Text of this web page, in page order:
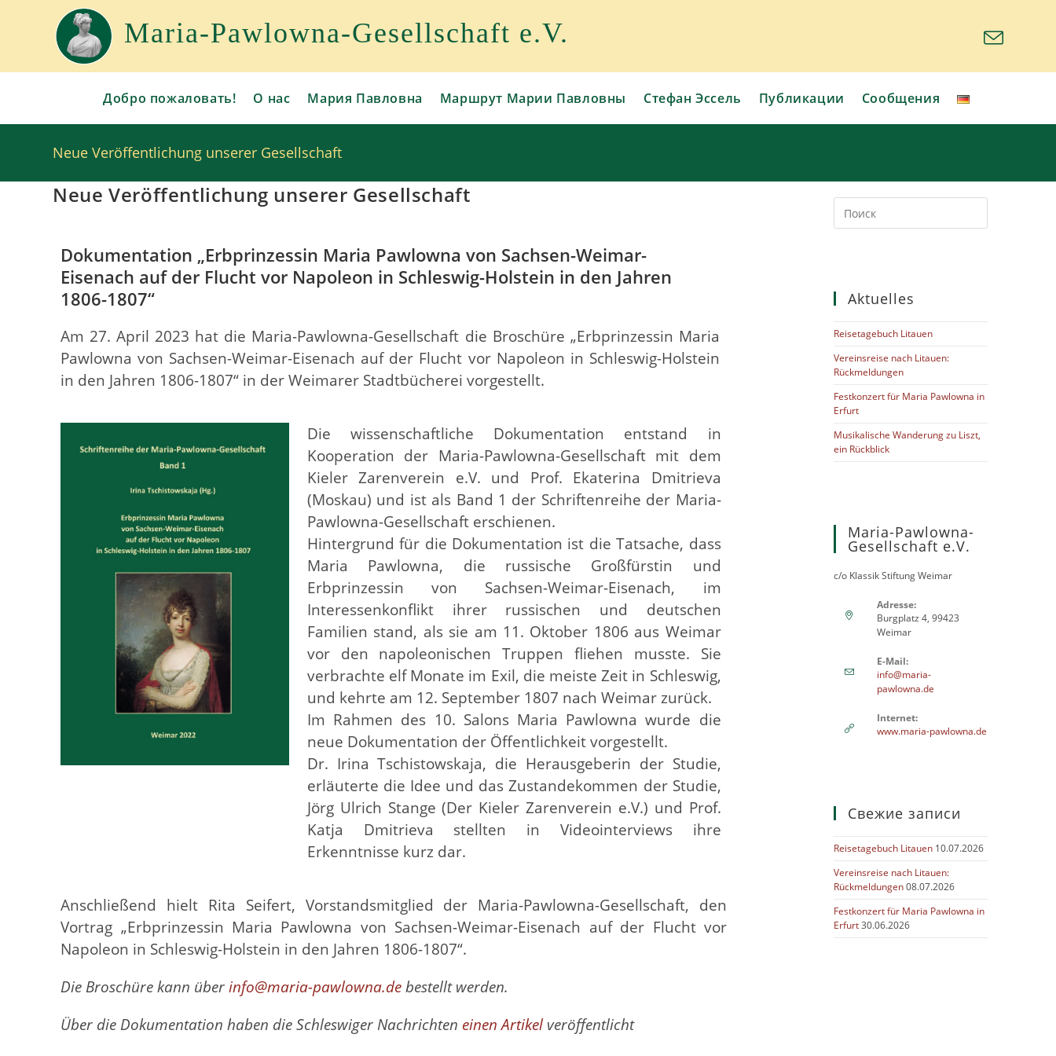
Maria-Pawlowna-Gesellschaft e.V.
Добро пожаловать! О нас Мария Павловна Маршрут Марии Павловны Стефан Эссель Публикации Сообщения
Neue Veröffentlichung unserer Gesellschaft
Neue Veröffentlichung unserer Gesellschaft
Dokumentation „Erbprinzessin Maria Pawlowna von Sachsen-Weimar-
Eisenach auf der Flucht vor Napoleon in Schleswig-Holstein in den Jahren
1806-1807“
Am 27. April 2023 hat die Maria-Pawlowna-Gesellschaft die Broschüre „Erbprinzessin Maria
Pawlowna von Sachsen-Weimar-Eisenach auf der Flucht vor Napoleon in Schleswig-Holstein
in den Jahren 1806-1807“ in der Weimarer Stadtbücherei vorgestellt.
Die wissenschaftliche Dokumentation entstand in
Kooperation der Maria-Pawlowna-Gesellschaft mit dem
Kieler Zarenverein e.V. und Prof. Ekaterina Dmitrieva
(Moskau) und ist als Band 1 der Schriftenreihe der Maria-
Pawlowna-Gesellschaft erschienen.
Hintergrund für die Dokumentation ist die Tatsache, dass
Maria Pawlowna, die russische Großfürstin und
Erbprinzessin von Sachsen-Weimar-Eisenach, im
Interessenkonflikt ihrer russischen und deutschen
Familien stand, als sie am 11. Oktober 1806 aus Weimar
vor den napoleonischen Truppen fliehen musste. Sie
verbrachte elf Monate im Exil, die meiste Zeit in Schleswig,
und kehrte am 12. September 1807 nach Weimar zurück.
Im Rahmen des 10. Salons Maria Pawlowna wurde die
neue Dokumentation der Öffentlichkeit vorgestellt.
Dr. Irina Tschistowskaja, die Herausgeberin der Studie,
erläuterte die Idee und das Zustandekommen der Studie,
Jörg Ulrich Stange (Der Kieler Zarenverein e.V.) und Prof.
Katja Dmitrieva stellten in Videointerviews ihre
Erkenntnisse kurz dar.
Anschließend hielt Rita Seifert, Vorstandsmitglied der Maria-Pawlowna-Gesellschaft, den
Vortrag „Erbprinzessin Maria Pawlowna von Sachsen-Weimar-Eisenach auf der Flucht vor
Napoleon in Schleswig-Holstein in den Jahren 1806-1807“.
Die Broschüre kann überinfo@maria-pawlowna.de bestellt werden.
Über die Dokumentation haben die Schleswiger Nachrichten einen Artikel veröffentlicht
Aktuelles
Reisetagebuch Litauen
Vereinsreise nach Litauen:
Rückmeldungen
Festkonzert für Maria Pawlowna in
Erfurt
Musikalische Wanderung zu Liszt,
ein Rückblick
Maria-Pawlowna-
Gesellschaft e.V.
c/o Klassik Stiftung Weimar
Adresse:
Burgplatz 4, 99423
Weimar
E-Mail:
info@maria-
pawlowna.de
Internet:
www.maria-pawlowna.de
Свежие записи
Reisetagebuch Litauen 10.07.2026
Vereinsreise nach Litauen:
Rückmeldungen08.07.2026
Festkonzert für Maria Pawlowna in
Erfurt30.06.2026